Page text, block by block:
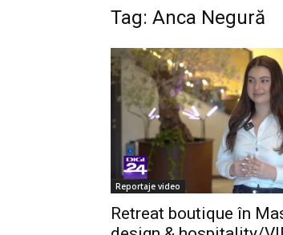
Tag: Anca Negură
Reportaje video
Retreat boutique în